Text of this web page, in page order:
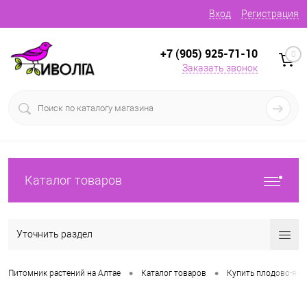
Вход Регистрация
+7 (905) 925-71-10
Заказать звонок
0
Каталог товаров
Уточнить раздел
Питомник растений на Алтае • Каталог товаров • Купить плодово-